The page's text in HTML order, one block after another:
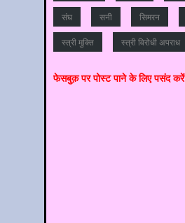
संघ सनी सिमरन
स्‍त्री मुक्ति स्‍त्री विरोधी अपराध
फेसबुक़ पर पोस्‍ट पाने के लिए पसंद करें